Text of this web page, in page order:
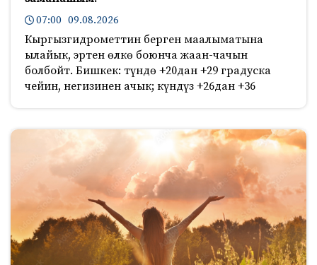
07:00 09.08.2026
Кыргызгидрометтин берген маалыматына
ылайык, эртен өлкө боюнча жаан-чачын
болбойт. Бишкек: түндө +20дан +29 градуска
чейин, негизинен ачык; күндүз +26дан +36